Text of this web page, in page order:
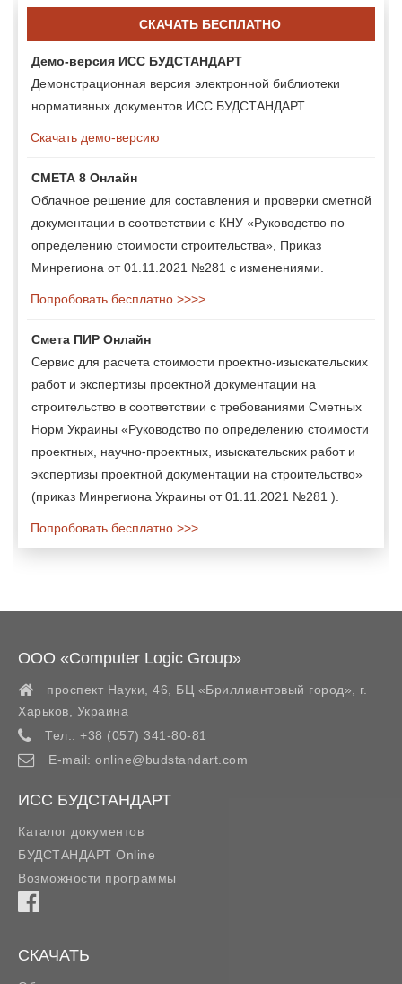
СКАЧАТЬ БЕСПЛАТНО
Демо-версия ИСС БУДСТАНДАРТ
Демонстрационная версия электронной библиотеки
нормативных документов ИСС БУДСТАНДАРТ.
Скачать демо-версию
СМЕТА 8 Онлайн
Облачное решение для составления и проверки сметной
документации в соответствии с КНУ «Руководство по
определению стоимости строительства», Приказ
Минрегиона от 01.11.2021 №281 с изменениями.
Попробовать бесплатно >>>>
Смета ПИР Онлайн
Сервис для расчета стоимости проектно-изыскательских
работ и экспертизы проектной документации на
строительство в соответствии с требованиями Сметных
Норм Украины «Руководство по определению стоимости
проектных, научно-проектных, изыскательских работ и
экспертизы проектной документации на строительство»
(приказ Минрегиона Украины от 01.11.2021 №281 ).
Попробовать бесплатно >>>
ООО «Computer Logic Group»
проспект Науки, 46, БЦ «Бриллиантовый город»,
г.
Харьков
Украина
Тел.: +38 (057) 341-80-81
E-mail: online@budstandart.com
ИСС БУДСТАНДАРТ
Каталог документов
БУДСТАНДАРТ Online
Возможности программы
СКАЧАТЬ